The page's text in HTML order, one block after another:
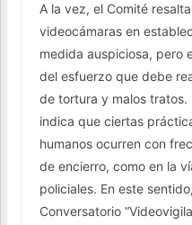
A la vez, el Comité
videocámaras en
medida auspiciosa, pero
del esfuerzo que debe
de tortura y malos tratos.
indica que ciertas
humanos ocurren con
de encierro, como en la
policiales. En este
Conversatorio